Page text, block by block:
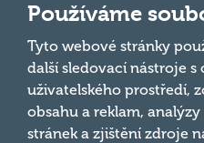
602 00 Brno, IČ:
03980138, DIČ:
CZ03980138 je vedena
pod spisovou značkou
a oddílem 90428 C u
Krajského soudu v
Brně.
Používáme
Tyto webové stránky
další sledovací nástroje s
uživatelského prostředí,
obsahu a reklam,
stránek a zjištění zdroje